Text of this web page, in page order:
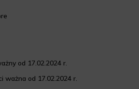
od 17.02.2024 r.
ważna od 17.02.2024 r.